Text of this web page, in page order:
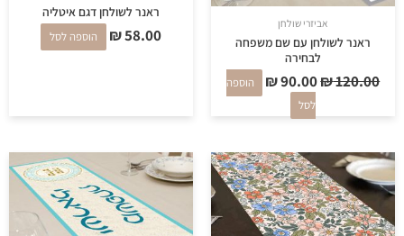
אביזרי שולחן
ראנר לשולחן עם שם משפחה
לבחירה
₪120.00
₪90.00
הוספה
לסל
ראנר לשולחן דגם איטליה
₪58.00 הוספה לסל